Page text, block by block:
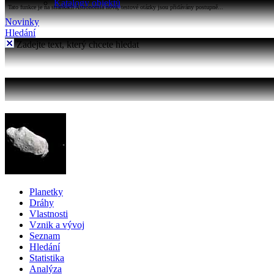
Katalogy objektů
Tato funkce je na stránkách Astronomia nová, testové otázky jsou přidávány postupně...
Novinky
Hledání
Zadejte text, který chcete hledat
Planetky
Dráhy
Vlastnosti
Vznik a vývoj
Seznam
Hledání
Statistika
Analýza